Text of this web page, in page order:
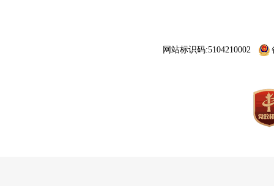
网站标识码:5104210002